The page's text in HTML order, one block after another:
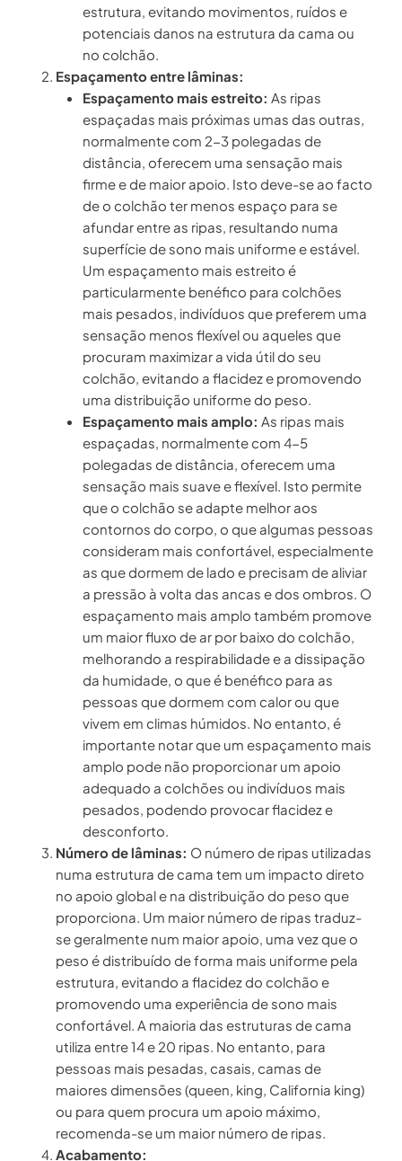
estrutura, evitando movimentos, ruídos e
potenciais danos na estrutura da cama ou
no colchão.
Espaçamento entre lâminas:
Espaçamento mais estreito: As ripas
espaçadas mais próximas umas das outras,
normalmente com 2-3 polegadas de
distância, oferecem uma sensação mais
firme e de maior apoio. Isto deve-se ao facto
de o colchão ter menos espaço para se
afundar entre as ripas, resultando numa
superfície de sono mais uniforme e estável.
Um espaçamento mais estreito é
particularmente benéfico para colchões
mais pesados, indivíduos que preferem uma
sensação menos flexível ou aqueles que
procuram maximizar a vida útil do seu
colchão, evitando a flacidez e promovendo
uma distribuição uniforme do peso.
Espaçamento mais amplo: As ripas mais
espaçadas, normalmente com 4-5
polegadas de distância, oferecem uma
sensação mais suave e flexível. Isto permite
que o colchão se adapte melhor aos
contornos do corpo, o que algumas pessoas
consideram mais confortável, especialmente
as que dormem de lado e precisam de aliviar
a pressão à volta das ancas e dos ombros. O
espaçamento mais amplo também promove
um maior fluxo de ar por baixo do colchão,
melhorando a respirabilidade e a dissipação
da humidade, o que é benéfico para as
pessoas que dormem com calor ou que
vivem em climas húmidos. No entanto, é
importante notar que um espaçamento mais
amplo pode não proporcionar um apoio
adequado a colchões ou indivíduos mais
pesados, podendo provocar flacidez e
desconforto.
Número de lâminas: O número de ripas utilizadas
numa estrutura de cama tem um impacto direto
no apoio global e na distribuição do peso que
proporciona. Um maior número de ripas traduz-
se geralmente num maior apoio, uma vez que o
peso é distribuído de forma mais uniforme pela
estrutura, evitando a flacidez do colchão e
promovendo uma experiência de sono mais
confortável. A maioria das estruturas de cama
utiliza entre 14 e 20 ripas. No entanto, para
pessoas mais pesadas, casais, camas de
maiores dimensões (queen, king, California king)
ou para quem procura um apoio máximo,
recomenda-se um maior número de ripas.
Acabamento: